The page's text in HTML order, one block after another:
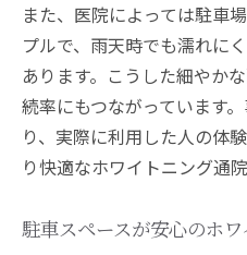
忙しい人にも最適
選び方
通院負担を減ら
す方法
納得できる医院選び
ホワイトニング相
相場を知って賢
また、医院によっては駐車
プルで、雨天時でも濡れに
あります。こうした細やか
続率にもつながっています
り、実際に利用した人の体
り快適なホワイトニング通
駐車スペースが安心のホ